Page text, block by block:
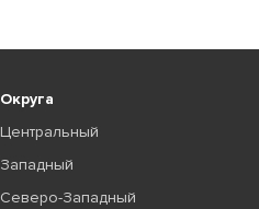
Округа
Центральный
Западный
Северо-Западный